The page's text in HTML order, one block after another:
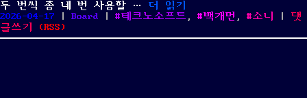
두 번씩 총 네 번 사용할 … “백개먼, 쌍륙 (バックギャモ
더 읽기
Posted
on
2026-04-17 Categories
Board Tags
테크노소프트 , 백개먼 , 소니
댓
글쓰기
on
백
(RSS)